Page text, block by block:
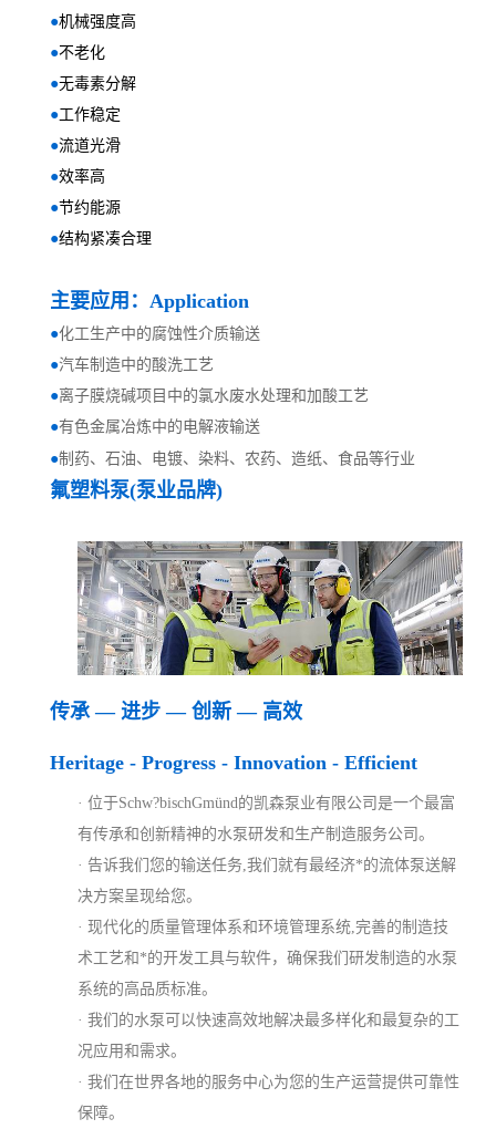
●机械强度高
●不老化
●无毒素分解
●工作稳定
●流道光滑
●效率高
●节约能源
●结构紧凑合理
主要应用：Application
●化工生产中的腐蚀性介质输送
●汽车制造中的酸洗工艺
●离子膜烧碱项目中的氯水废水处理和加酸工艺
●有色金属冶炼中的电解液输送
●制药、石油、电镀、染料、农药、造纸、食品等行业
氟塑料泵(泵业品牌)
传承 — 进步 — 创新 — 高效
Heritage - Progress - Innovation - Efficient
· 位于Schw?bischGmünd的凯森泵业有限公司是一个最富
有传承和创新精神的水泵研发和生产制造服务公司。
· 告诉我们您的输送任务,我们就有最经济*的流体泵送解
决方案呈现给您。
· 现代化的质量管理体系和环境管理系统,完善的制造技
术工艺和*的开发工具与软件，确保我们研发制造的水泵
系统的高品质标准。
· 我们的水泵可以快速高效地解决最多样化和最复杂的工
况应用和需求。
· 我们在世界各地的服务中心为您的生产运营提供可靠性
保障。